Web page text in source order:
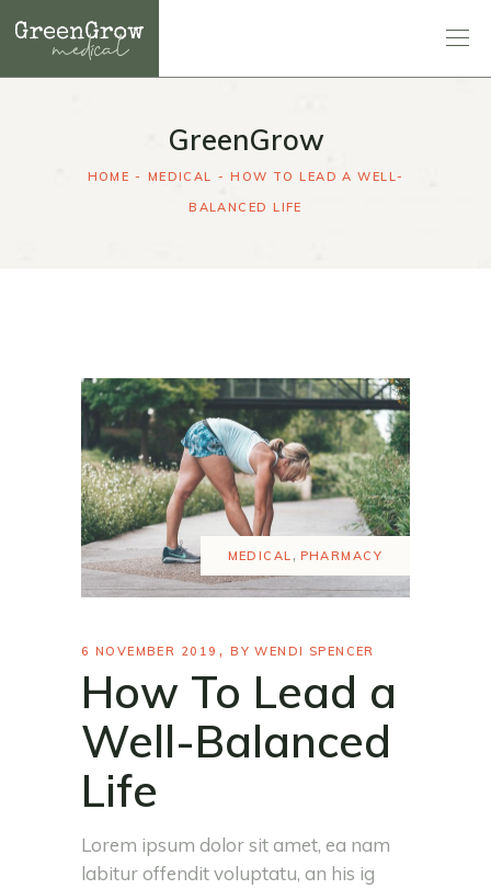
GreenGrow
HOME MEDICAL
HOW TO LEAD A WELL-
BALANCED LIFE
MEDICAL, PHARMACY
6 NOVEMBER 2019 BY WENDI SPENCER
How To Lead a
Well-Balanced
Life
Lorem ipsum dolor sit amet, ea nam
labitur offendit voluptatu, an his ig